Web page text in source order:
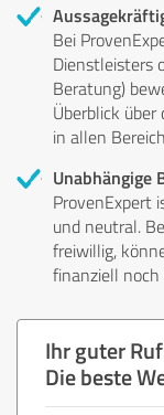
Bei
Dienstleisters
Beratung)
Überblick
in allen
Unabhängige
ProvenExpert
und neutral.
freiwillig,
finanziell noch
Ihr guter
Die beste